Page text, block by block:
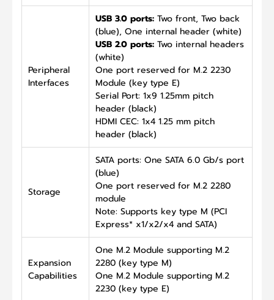
Peripheral
Interfaces
USB 3.0 ports: Two front, Two back
(blue), One internal header (white)
USB 2.0 ports: Two internal headers
(white)
One port reserved for M.2 2230
Module (key type E)
Serial Port: 1x9 1.25mm pitch
header (black)
HDMI CEC: 1x4 1.25 mm pitch
header (black)
Storage
SATA ports: One SATA 6.0 Gb/s port
(blue)
One port reserved for M.2 2280
module
Note: Supports key type M (PCI
Express* x1/x2/x4 and SATA)
Expansion
Capabilities
One M.2 Module supporting M.2
2280 (key type M)
One M.2 Module supporting M.2
2230 (key type E)